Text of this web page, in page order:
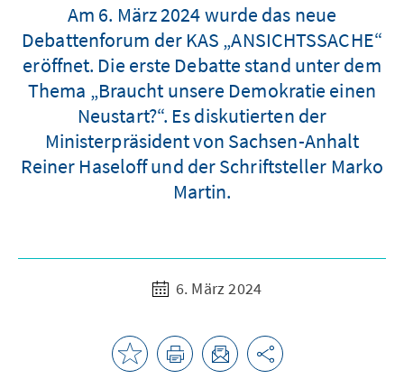
Am 6. März 2024 wurde das neue
Debattenforum der KAS „ANSICHTSSACHE“
eröffnet. Die erste Debatte stand unter dem
Thema „Braucht unsere Demokratie einen
Neustart?“. Es diskutierten der
Ministerpräsident von Sachsen-Anhalt
Reiner Haseloff und der Schriftsteller Marko
Martin.
6. März 2024